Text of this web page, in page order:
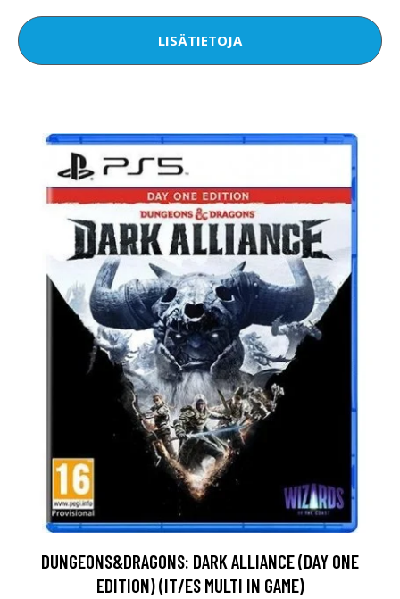
LISÄTIETOJA
DUNGEONS&DRAGONS: DARK ALLIANCE (DAY ONE
EDITION) (IT/ES MULTI IN GAME)